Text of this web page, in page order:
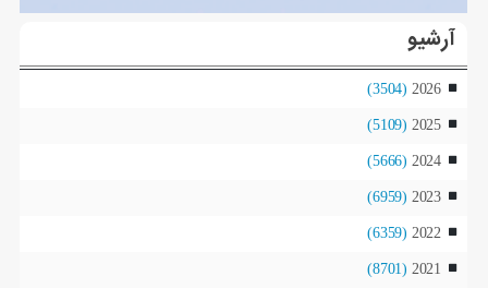
آرشیو
2026
(3504)
2025
(5109)
2024
(5666)
2023
(6959)
2022
(6359)
2021
(8701)